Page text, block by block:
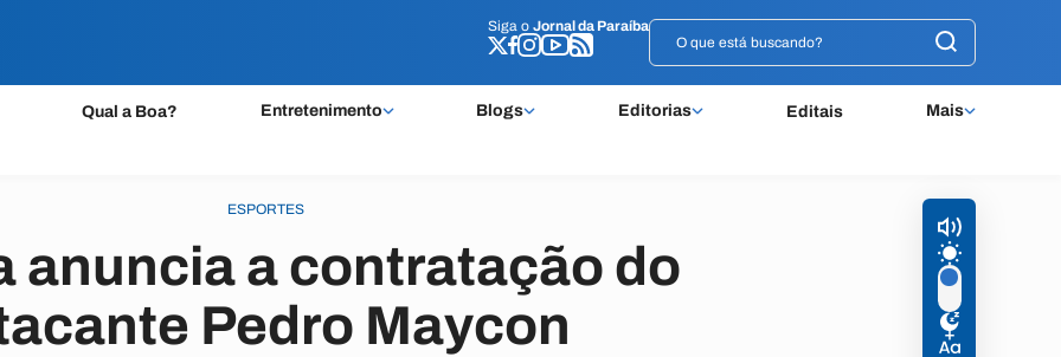
Siga o Jornal da Paraíba
Qual a Boa? Entretenimento Blogs Editorias Editais Mais
Siga o Jornal da Paraíba
ESPORTES
anuncia a contratação do
Pedro Maycon